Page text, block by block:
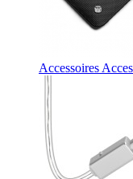
Accessoires